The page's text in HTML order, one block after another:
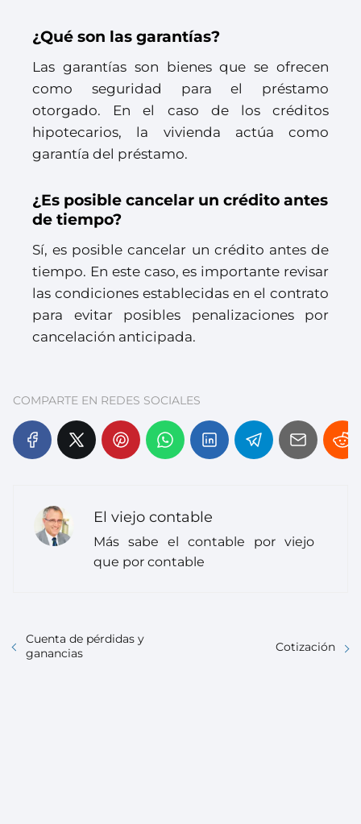
¿Qué son las garantías?
Las garantías son bienes que se ofrecen
como seguridad para el préstamo
otorgado. En el caso de los créditos
hipotecarios, la vivienda actúa como
garantía del préstamo.
¿Es posible cancelar un crédito antes
de tiempo?
Sí, es posible cancelar un crédito antes de
tiempo. En este caso, es importante revisar
las condiciones establecidas en el contrato
para evitar posibles penalizaciones por
cancelación anticipada.
COMPARTE EN REDES SOCIALES
El viejo contable
Más sabe el contable por viejo
que por contable
Cuenta de pérdidas y
ganancias
Cotización